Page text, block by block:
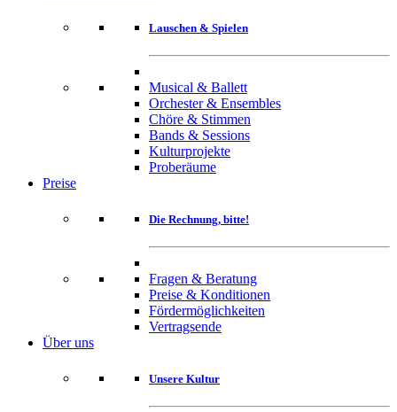
Lauschen & Spielen
Musical & Ballett
Orchester & Ensembles
Chöre & Stimmen
Bands & Sessions
Kulturprojekte
Proberäume
Preise
Die Rechnung, bitte!
Fragen & Beratung
Preise & Konditionen
Fördermöglichkeiten
Vertragsende
Über uns
Unsere Kultur